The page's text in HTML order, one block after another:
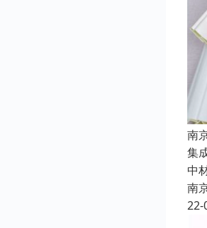
南
集
中
南
22-